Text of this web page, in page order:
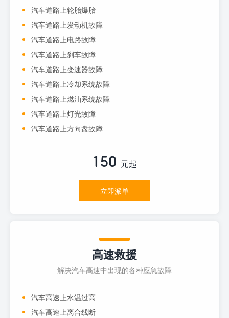
汽车道路上轮胎爆胎
汽车道路上发动机故障
汽车道路上电路故障
汽车道路上刹车故障
汽车道路上变速器故障
汽车道路上冷却系统故障
汽车道路上燃油系统故障
汽车道路上灯光故障
汽车道路上方向盘故障
150 元起
立即派单
高速救援
解决汽车高速中出现的各种应急故障
汽车高速上水温过高
汽车高速上离合线断